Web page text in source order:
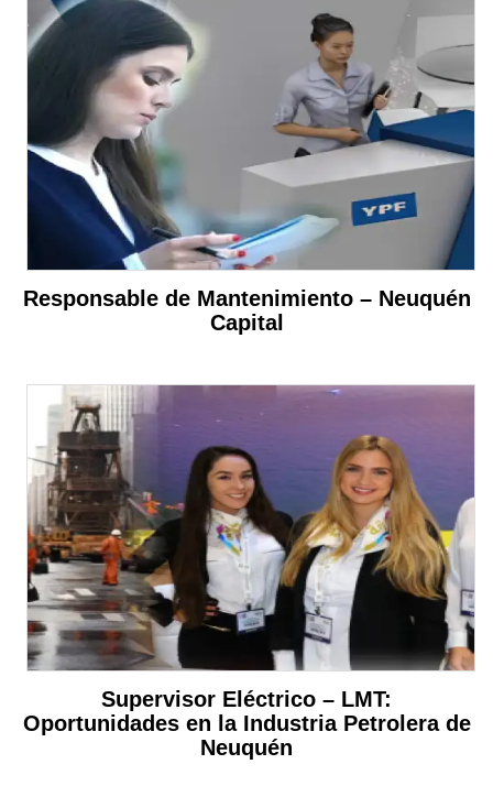
Responsable de Mantenimiento – Neuquén
Capital
Supervisor Eléctrico – LMT:
Oportunidades en la Industria Petrolera de
Neuquén